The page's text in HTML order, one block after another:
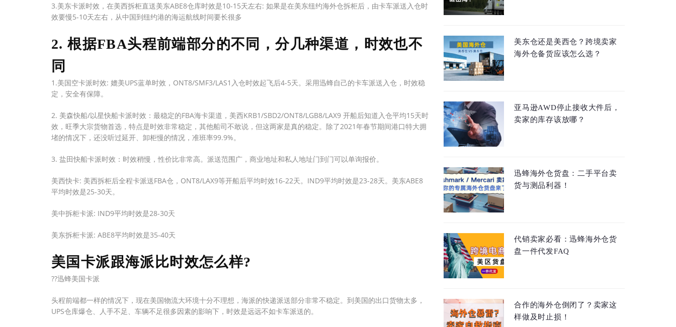
3.美东卡派时效，在美西拆柜直送美东ABE8仓库时效是10-15天左右: 如果是在美东纽约海外仓拆柜后，由卡车派送入仓时
效要慢5-10天左右，从中国到纽约港的海运航线时间要长很多
2. 根据FBA头程前端部分的不同，分几种渠道，时效也不
同
1.美国空卡派时效: 媲美UPS蓝单时效，ONT8/SMF3/LAS1入仓时效起飞后4-5天。采用迅蜂自己的卡车派送入仓，时效稳
定，安全有保障。
2. 美森快船/以星快船卡派时效：最稳定的FBA海卡渠道，美西KRB1/SBD2/ONT8/LGB8/LAX9 开船后知道入仓平均15天时
效，旺季大宗货物首选，特点是时效非常稳定，其他船司不敢说，但这两家是真的稳定。除了2021年春节期间港口特大拥
堵的情况下，还没听过延开、卸柜慢的情况，准班率99.9%。
3. 盐田快船卡派时效：时效稍慢，性价比非常高。派送范围广，商业地址和私人地址门到门可以单询报价。
美西快卡: 美西拆柜后全程卡派送FBA仓，ONT8/LAX9等开船后平均时效16-22天。IND9平均时效是23-28天。美东ABE8
平均时效是25-30天。
美中拆柜卡派: IND9平均时效是28-30天
美东拆柜卡派: ABE8平均时效是35-40天
美国卡派跟海派比时效怎么样?
??迅蜂美国卡派
头程前端都一样的情况下，现在美国物流大环境十分不理想，海派的快递派送部分非常不稳定。到美国的出口货物太多，
UPS仓库爆仓、人手不足、车辆不足很多因素的影响下，时效是远远不如卡车派送的。
美东仓还是美西仓？跨境卖家
海外仓备货应该怎么选？
亚马逊AWD停止接收大件后，
卖家的库存该放哪？
迅蜂海外仓货盘：二手平台卖
货与测品利器！
代销卖家必看：迅蜂海外仓货
盘一件代发FAQ
合作的海外仓倒闭了？卖家这
样做及时止损！